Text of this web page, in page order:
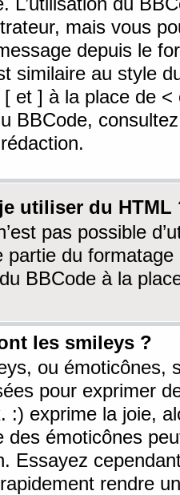
mais vous
depuis le
similaire au style
et ] à la place de <
BBCode,
utiliser du HTML
pas possible
partie du
BBCode à la
les smileys ?
ou émoticônes,
pour exprimer
:) exprime la joie,
des émoticônes
Essayez
rendre